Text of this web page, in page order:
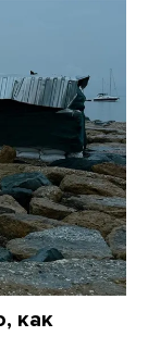
как